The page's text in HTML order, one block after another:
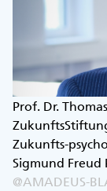
Prof. Dr.
Zukunfts-
Sigmund Freud
@AMADEUS-